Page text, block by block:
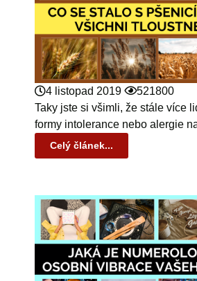
4 listopad 2019
521800
Taky jste si všimli, že stále více
formy intolerance nebo alergie
Celý článek...